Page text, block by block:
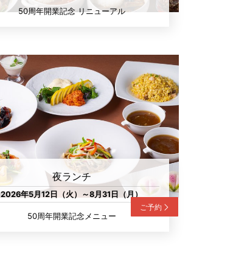
50周年開業記念 リニューアル
夜ランチ
2026年5月12日（火）～8月31日（月）
50周年開業記念メニュー
ご予約